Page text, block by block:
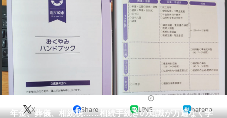
ニュース
エンタメ
グルメ 地域
住まい 教育・育児
動物 リサーチ
会員記事
年金、葬儀、相続税……相続手続きの知識が万遍なく学
X Share LINE hatena